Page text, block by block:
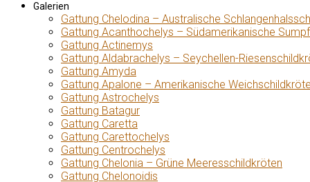
Galerien
Gattung Chelodina – Australische
Gattung Acanthochelys – Südamerikanische
Gattung Actinemys
Gattung Aldabrachelys – Seychellen-
Gattung Amyda
Gattung Apalone – Amerikanische
Gattung Astrochelys
Gattung Batagur
Gattung Caretta
Gattung Carettochelys
Gattung Centrochelys
Gattung Chelonia – Grüne Meeresschildkröten
Gattung Chelonoidis